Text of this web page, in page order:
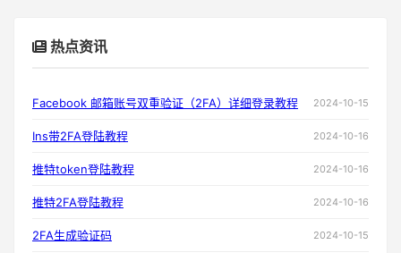
热点资讯
Facebook 邮箱账号双重验证（2FA）详细登录教程 2024-10-15
Ins带2FA登陆教程 2024-10-16
推特token登陆教程 2024-10-16
推特2FA登陆教程 2024-10-16
2FA生成验证码 2024-10-15